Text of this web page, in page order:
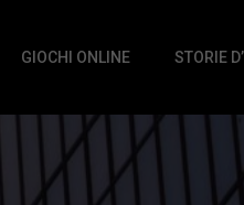
GIOCHI ONLINE STORIE